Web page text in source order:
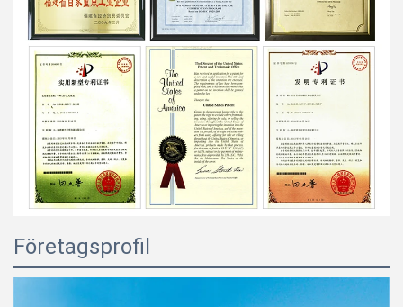
Företagsprofil